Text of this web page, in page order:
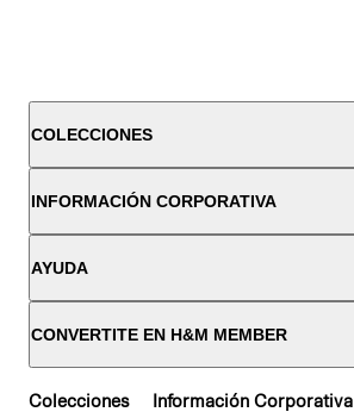
COLECCIONES
INFORMACIÓN CORPORATIVA
AYUDA
CONVERTITE EN H&M MEMBER
Colecciones Información Corporativa